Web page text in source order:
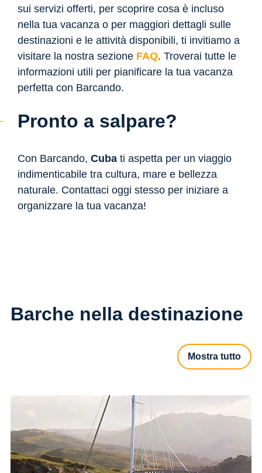
sui servizi offerti, per scoprire cosa è incluso
nella tua vacanza o per maggiori dettagli sulle
destinazioni e le attività disponibili, ti invitiamo a
visitare la nostra sezione FAQ. Troverai tutte le
informazioni utili per pianificare la tua vacanza
perfetta con Barcando.
Pronto a salpare?
Con Barcando, Cuba ti aspetta per un viaggio
indimenticabile tra cultura, mare e bellezza
naturale. Contattaci oggi stesso per iniziare a
organizzare la tua vacanza!
Barche nella destinazione
Mostra tutto